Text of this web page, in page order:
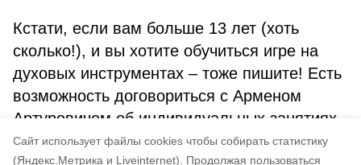
Cайт использует файлы cookies чтобы собирать статистику
(Яндекс.Метрика и Liveinternet).
Продолжая пользоваться
Кстати, если вам больше 13 лет (хоть
сколько!), и вы хотите обучиться игре на
духовых инструментах – тоже пишите! Есть
возможность договориться с Арменом
Артуровичем об индивидуальных занятиях.
Авторы: Андрей Киселев